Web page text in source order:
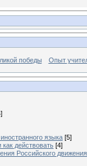
победы Опыт
языка [5]
действовать [4]
Российского